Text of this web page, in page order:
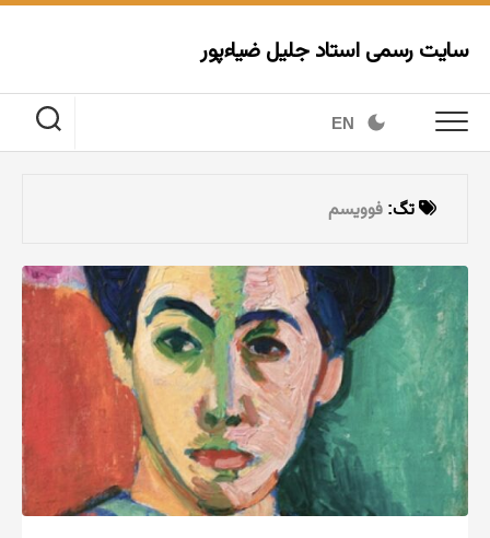
Skip
content
سایت رسمی استاد جلیل ضیاءپور
EN
تگ: فوویسم